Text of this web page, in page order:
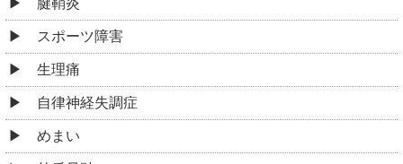
腱鞘炎
スポーツ障害
生理痛
自律神経失調症
めまい